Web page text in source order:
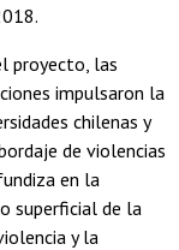
proyecto, las
impulsaron la
chilenas y
de violencias
en la
superficial de la
y la